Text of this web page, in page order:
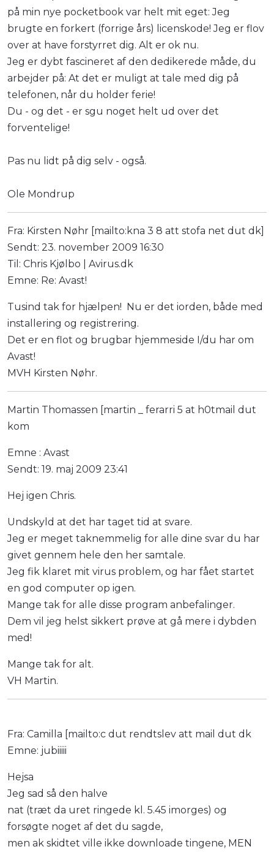
på min nye pocketbook var helt mit eget: Jeg
brugte en forkert (forrige års) licenskode! Jeg er flov
over at have forstyrret dig. Alt er ok nu.
Jeg er dybt fascineret af den dedikerede måde, du
arbejder på: At det er muligt at tale med dig på
telefonen, når du holder ferie!
Du - og det - er sgu noget helt ud over det
forventelige!
Pas nu lidt på dig selv - også.
Ole Mondrup
Fra: Kirsten Nøhr [mailto:kna 3 8 att stofa net dut dk]
Sendt: 23. november 2009 16:30
Til: Chris Kjølbo | Avirus.dk
Emne: Re: Avast!
Tusind tak for hjælpen! Nu er det iorden, både med
installering og registrering.
Det er en flot og brugbar hjemmeside I/du har om
Avast!
MVH Kirsten Nøhr.
Martin Thomassen [martin _ ferarri 5 at h0tmail dut
kom
Emne : Avast
Sendt: 19. maj 2009 23:41
Hej igen Chris.
Undskyld at det har taget tid at svare.
Jeg er meget taknemmelig for alle dine svar du har
givet gennem hele den her samtale.
Jeg fik klaret mit virus problem, og har fået startet
en god computer op igen.
Mange tak for alle disse program anbefalinger.
Dem vil jeg helst sikkert prøve at gå mere i dybden
med!
Mange tak for alt.
VH Martin.
Fra: Camilla [mailto:c dut rendtslev att mail dut dk
Emne: jubiiiii
Hejsa
Jeg sad så den halve
nat (træt da uret ringede kl. 5.45 imorges) og
forsøgte noget af det du sagde,
men ak skidtet ville ikke downloade tingene, MEN